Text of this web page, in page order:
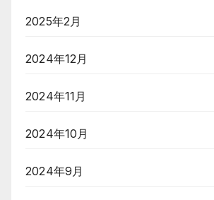
2025年2月
2024年12月
2024年11月
2024年10月
2024年9月